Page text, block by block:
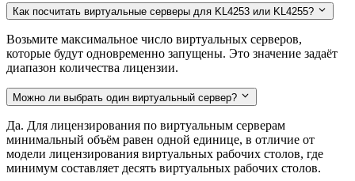
Как посчитать виртуальные серверы для KL4253 или KL4255?
Возьмите максимальное число виртуальных серверов,
которые будут одновременно запущены. Это значение задаёт
диапазон количества лицензии.
Можно ли выбрать один виртуальный сервер?
Да. Для лицензирования по виртуальным серверам
минимальный объём равен одной единице, в отличие от
модели лицензирования виртуальных рабочих столов, где
минимум составляет десять виртуальных рабочих столов.